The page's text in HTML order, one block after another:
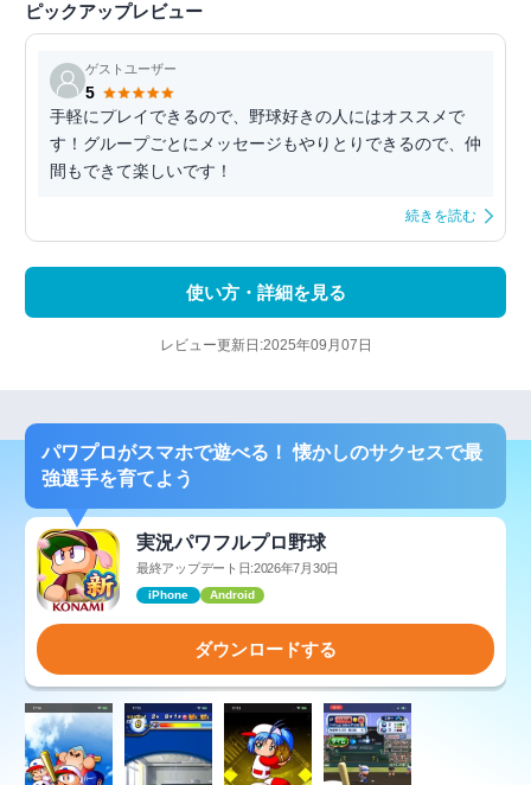
ピックアップレビュー
ゲストユーザー
5
手軽にプレイできるので、野球好きの人にはオススメで
す！グループごとにメッセージもやりとりできるので、仲
間もできて楽しいです！
続きを読む
使い方・詳細を見る
レビュー更新日:2025年09月07日
パワプロがスマホで遊べる！ 懐かしのサクセスで最
強選手を育てよう
実況パワフルプロ野球
最終アップデート日:2026年7月30日
iPhone Android
ダウンロードする